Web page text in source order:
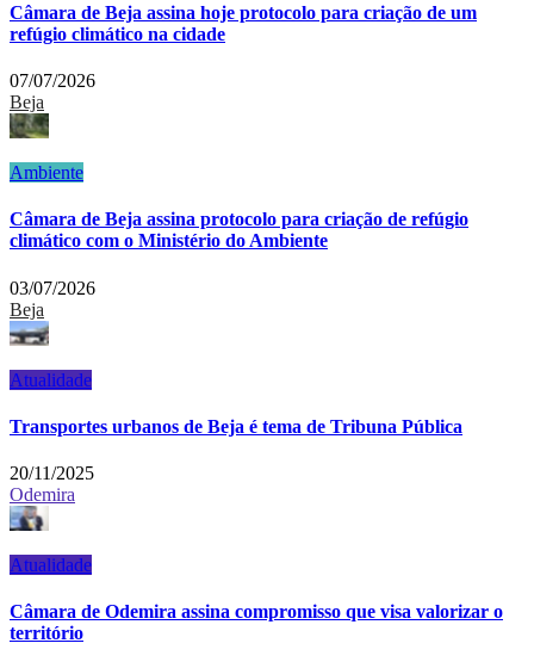
Câmara de Beja assina hoje protocolo para criação de um
refúgio climático na cidade
07/07/2026
Beja
Ambiente
Câmara de Beja assina protocolo para criação de refúgio
climático com o Ministério do Ambiente
03/07/2026
Beja
Atualidade
Transportes urbanos de Beja é tema de Tribuna Pública
20/11/2025
Odemira
Atualidade
Câmara de Odemira assina compromisso que visa valorizar o
território